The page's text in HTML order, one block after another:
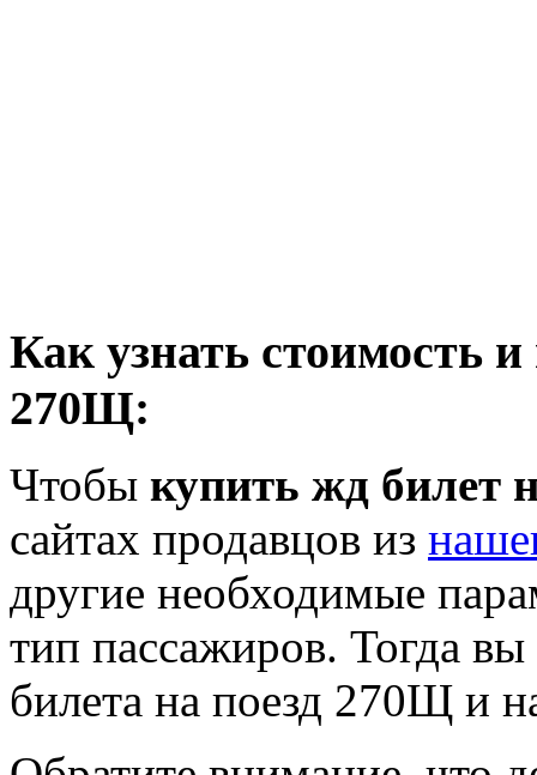
Как узнать стоимость
270Щ:
Чтобы купить жд билет
сайтах продавцов из
другие необходимые
тип пассажиров. Тогда
билета на поезд 270Щ и